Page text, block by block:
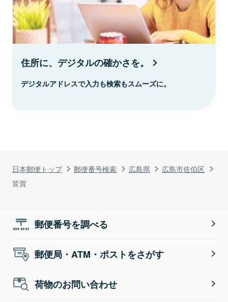
日本郵便トップ 郵便番号検索 広島県
広島市佐伯区
皆賀
住所に、デジタルの確かさを。
デジタルアドレスで入力も検索もスムーズに。
郵便番号を調べる
郵便局・ATM・ポストをさがす
荷物のお問い合わせ